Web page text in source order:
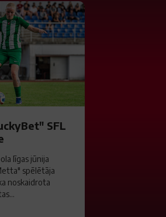
SFL
līgas jūnija
spēlētāja
noskaidrota